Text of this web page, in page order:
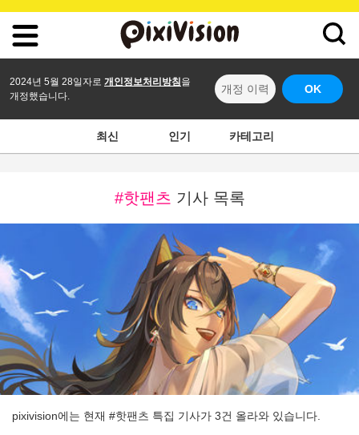
2024년 5월 28일자로 개인정보처리방침 을
개정했습니다.
개정 이력 OK
최신 인기 카테고리
#핫팬츠 기사 목록
pixivision에는 현재 #핫팬츠 특집 기사가 3건 올라와 있습니다.